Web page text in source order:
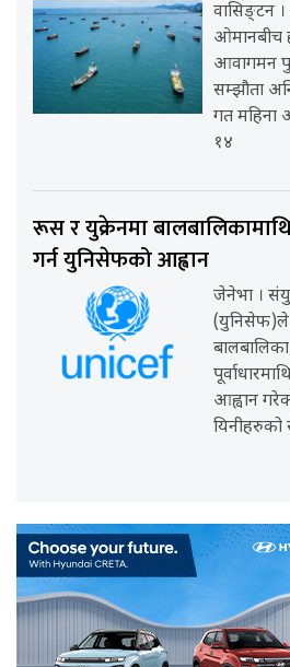
वासिङ्टन
ओमानबीच
आवागमन
सम्झौता
गत महिना
१४
रूस र युक्रेनमा
गर्न युनिसेफको आह्वान
जेनेभा ।
(युनिसेफ)ले
आह्वान
यिनीहरुको